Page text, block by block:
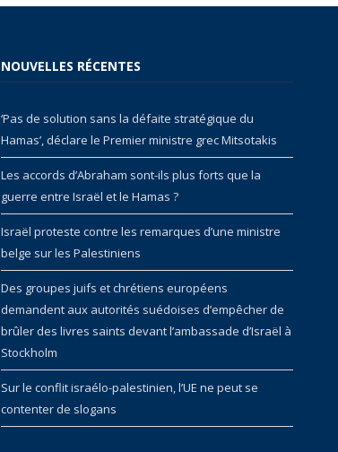
NOUVELLES RÉCENTES
‘Pas de solution sans la défaite stratégique du
Hamas’, déclare le Premier ministre grec Mitsotakis
Les accords d’Abraham sont-ils plus forts que la
guerre entre Israël et le Hamas ?
Israël proteste contre les remarques d’une ministre
belge sur les Palestiniens
Des groupes juifs et chrétiens européens
demandent aux autorités suédoises d’empêcher de
brûler des livres saints devant l’ambassade d’Israël à
Stockholm
Sur le conflit israélo-palestinien, l’UE ne peut se
contenter de slogans